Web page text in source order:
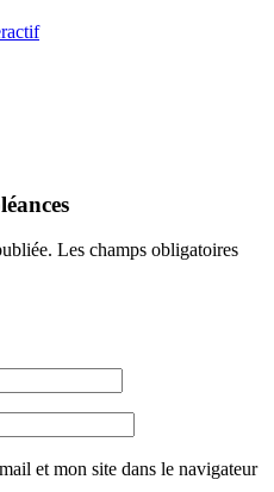
Les champs obligatoires
et mon site dans le navigateur